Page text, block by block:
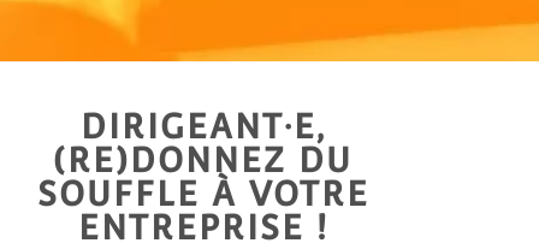
DIRIGEANT·E,
(RE)DONNEZ DU
SOUFFLE À VOTRE
ENTREPRISE !